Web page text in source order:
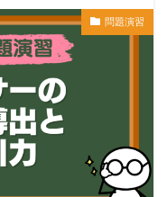
問題演習